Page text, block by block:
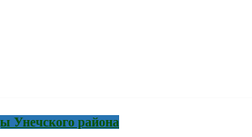
Унечского района